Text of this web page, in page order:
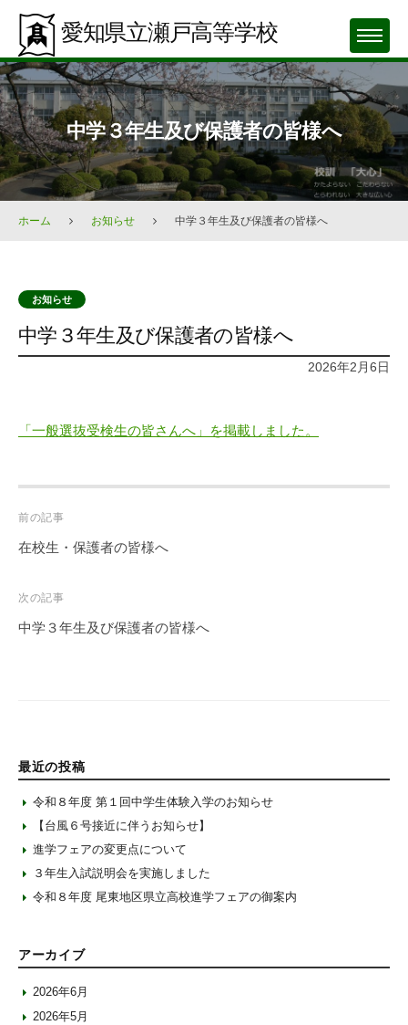
Skip
content
愛知県立瀬戸高等学校 MENU
中学３年生及び保護者の皆様へ
ホーム お知らせ 中学３年生及び保護者の皆様へ
お知らせ
中学３年生及び保護者の皆様へ
2026年2月6日
「一般選抜受検生の皆さんへ」を掲載しました。
Post
navigation
前の記事
在校生・保護者の皆様へ
次の記事
中学３年生及び保護者の皆様へ
最近の投稿
令和８年度 第１回中学生体験入学のお知らせ
【台風６号接近に伴うお知らせ】
進学フェアの変更点について
３年生入試説明会を実施しました
令和８年度 尾東地区県立高校進学フェアの御案内
アーカイブ
2026年6月
2026年5月